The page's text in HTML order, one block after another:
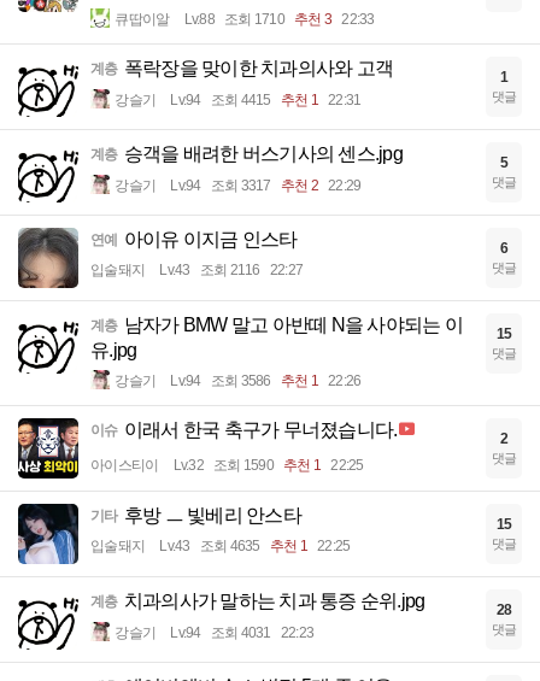
큐땁이알 Lv.88 조회 1710 추천 3 22:33
계층 폭락장을 맞이한 치과의사와 고객
강슬기 Lv.94 조회 4415 추천 1 22:31
1
댓글
계층 승객을 배려한 버스기사의 센스.jpg
강슬기 Lv.94 조회 3317 추천 2 22:29
5
댓글
연예 아이유 이지금 인스타
입술돼지 Lv.43 조회 2116 22:27
6
댓글
계층 남자가 BMW 말고 아반떼 N을 사야되는 이
유.jpg
강슬기 Lv.94 조회 3586 추천 1 22:26
15
댓글
이슈 이래서 한국 축구가 무너졌습니다.
아이스티이 Lv.32 조회 1590 추천 1 22:25
2
댓글
기타 후방 ㅡ 빛베리 안스타
입술돼지 Lv.43 조회 4635 추천 1 22:25
15
댓글
계층 치과의사가 말하는 치과 통증 순위.jpg
강슬기 Lv.94 조회 4031 22:23
28
댓글